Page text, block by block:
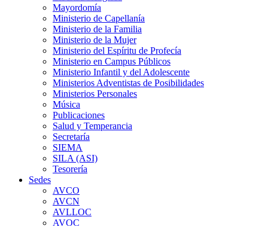
Mayordomía
Ministerio de Capellanía
Ministerio de la Familia
Ministerio de la Mujer
Ministerio del Espíritu de Profecía
Ministerio en Campus Públicos
Ministerio Infantil y del Adolescente
Ministerios Adventistas de Posibilidades
Ministerios Personales
Música
Publicaciones
Salud y Temperancia
Secretaría
SIEMA
SILA (ASI)
Tesorería
Sedes
AVCO
AVCN
AVLLOC
AVOC